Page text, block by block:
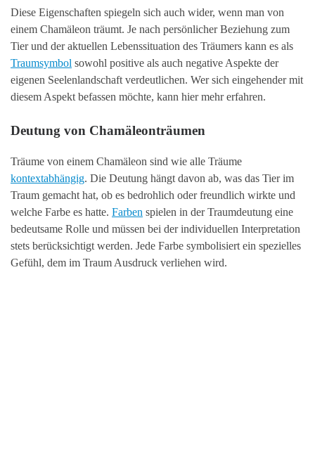
Diese Eigenschaften spiegeln sich auch wider, wenn man von
einem Chamäleon träumt. Je nach persönlicher Beziehung zum
Tier und der aktuellen Lebenssituation des Träumers kann es als
Traumsymbol sowohl positive als auch negative Aspekte der
eigenen Seelenlandschaft verdeutlichen. Wer sich eingehender mit
diesem Aspekt befassen möchte, kann hier mehr erfahren.
Deutung von Chamäleonträumen
Träume von einem Chamäleon sind wie alle Träume
kontextabhängig. Die Deutung hängt davon ab, was das Tier im
Traum gemacht hat, ob es bedrohlich oder freundlich wirkte und
welche Farbe es hatte. Farben spielen in der Traumdeutung eine
bedeutsame Rolle und müssen bei der individuellen Interpretation
stets berücksichtigt werden. Jede Farbe symbolisiert ein spezielles
Gefühl, dem im Traum Ausdruck verliehen wird.